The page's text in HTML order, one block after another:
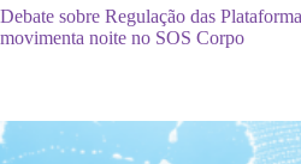
Debate sobre Regulação das
movimenta noite no SOS Corpo